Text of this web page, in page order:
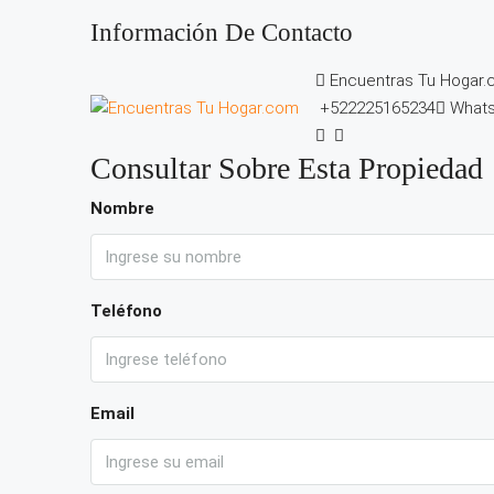
Información De Contacto
Encuentras Tu
+522225165234
Consultar Sobre Esta Propiedad
Nombre
Teléfono
Email